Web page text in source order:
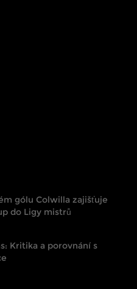
gólu Colwilla zajišťuje
do Ligy mistrů
Kritika a porovnání s